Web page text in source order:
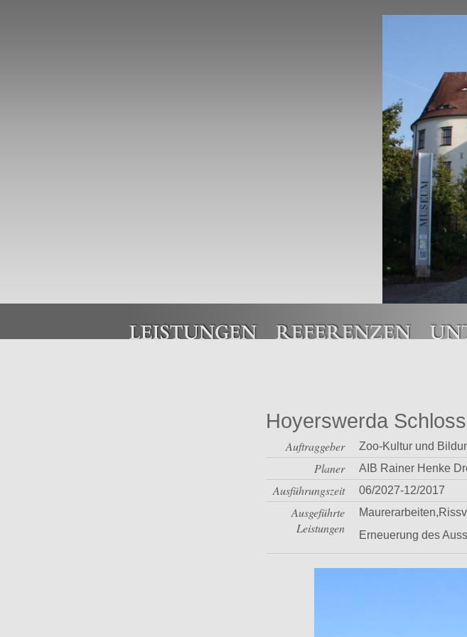
Hoyerswerda Schloss
Auftraggeber Zoo-Kultur und
Planer AIB Rainer Henke
Ausführungszeit 06/2027-12/2017
Ausgeführte
Leistungen
Erneuerung des